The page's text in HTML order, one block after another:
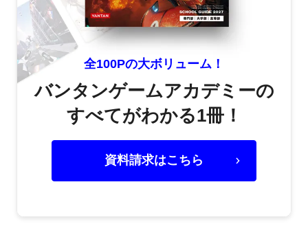
全100Pの大ボリューム！
バンタンゲームアカデミーの
すべてがわかる1冊！
資料請求はこちら